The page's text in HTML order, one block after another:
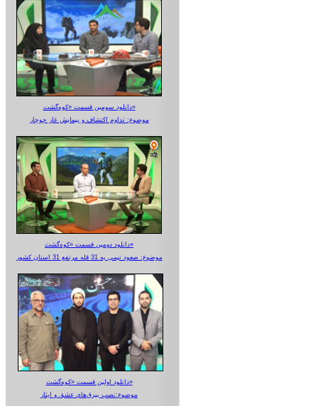
دانلود سومین قسمت «کوه‌گشت»
موضوع: تداوم اکتشاف و پیمایش غار جوجار
دانلود دومین قسمت «کوه‌گشت»
موضوع: صعود تیمی به 31 قله مرتفع 31 استان کشور
دانلود اولین قسمت «کوه‌گشت»
موضوع:نصب بیرق‌های عشق و ایثار